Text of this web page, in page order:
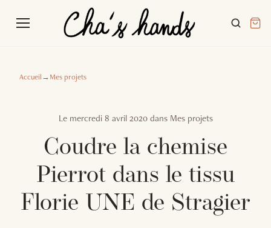
Accueil→Mes projets
Le mercredi 8 avril 2020dans Mes projets
Coudre la chemise
Pierrot dans le tissu
Florie UNE de Stragier